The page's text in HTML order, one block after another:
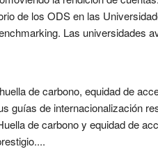
de los ODS en las
Las universidades
de carbono, equidad de
guías de internacionalización
de carbono y equidad de